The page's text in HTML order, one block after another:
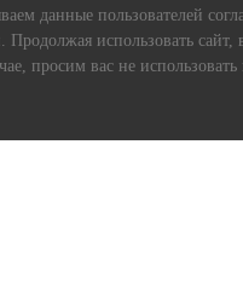
данные пользователей
использовать сайт,
просим вас не